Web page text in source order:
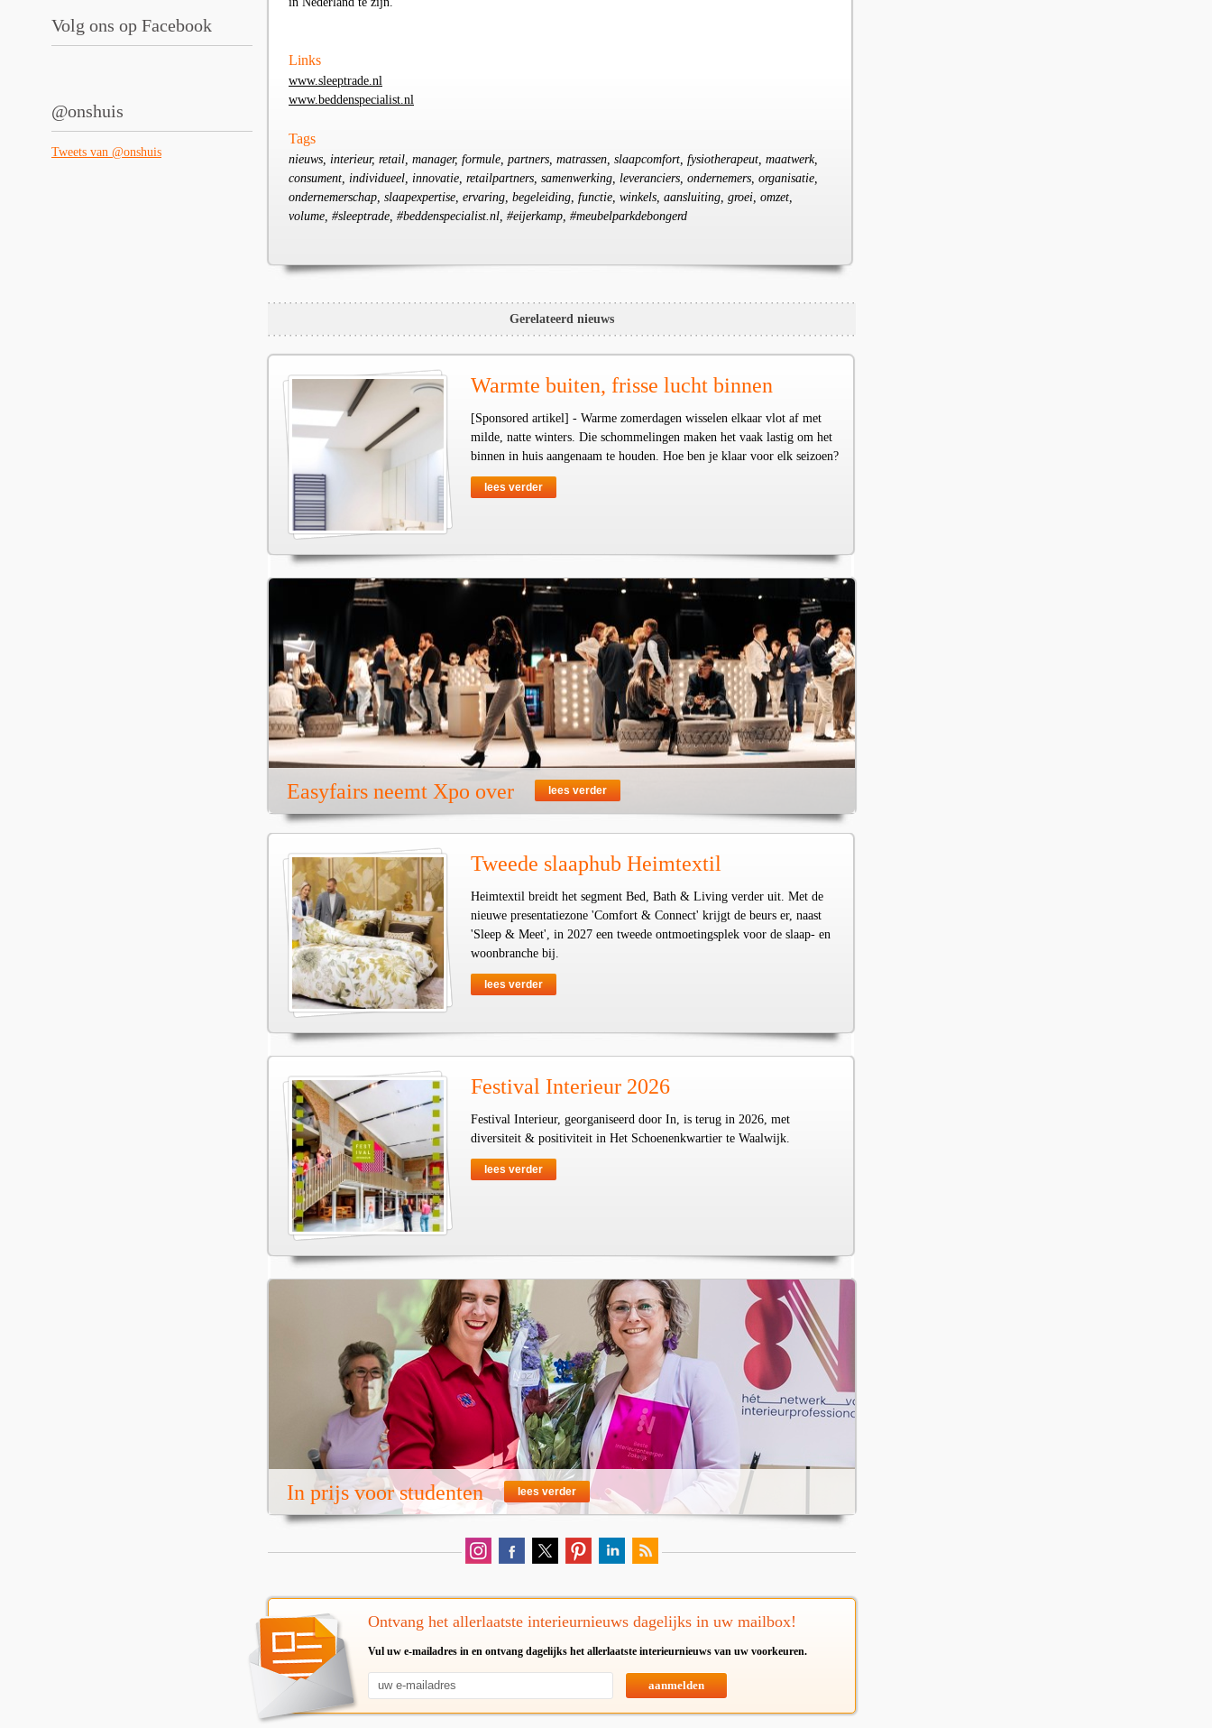
Volg ons op Facebook
@onshuis
Tweets van @onshuis
Links
www.sleeptrade.nl
www.beddenspecialist.nl
Tags
nieuws, interieur, retail, manager, formule, partners, matrassen, slaapcomfort, fysiotherapeut, maatwerk,
consument, individueel, innovatie, retailpartners, samenwerking, leveranciers, ondernemers, organisatie,
ondernemerschap, slaapexpertise, ervaring, begeleiding, functie, winkels, aansluiting, groei, omzet,
volume, #sleeptrade, #beddenspecialist.nl, #eijerkamp, #meubelparkdebongerd
Gerelateerd nieuws
Warmte buiten, frisse lucht binnen
[Sponsored artikel] - Warme zomerdagen wisselen elkaar vlot af met
milde, natte winters. Die schommelingen maken het vaak lastig om het
binnen in huis aangenaam te houden. Hoe ben je klaar voor elk seizoen?
lees verder
Easyfairs neemt Xpo over lees verder
Tweede slaaphub Heimtextil
Heimtextil breidt het segment Bed, Bath & Living verder uit. Met de
nieuwe presentatiezone 'Comfort & Connect' krijgt de beurs er, naast
'Sleep & Meet', in 2027 een tweede ontmoetingsplek voor de slaap- en
woonbranche bij.
lees verder
Festival Interieur 2026
Festival Interieur, georganiseerd door In, is terug in 2026, met
diversiteit & positiviteit in Het Schoenenkwartier te Waalwijk.
lees verder
In prijs voor studenten lees verder
Ontvang het allerlaatste interieurnieuws dagelijks in uw mailbox!
Vul uw e-mailadres in en ontvang dagelijks het allerlaatste interieurnieuws van uw voorkeuren.
aanmelden